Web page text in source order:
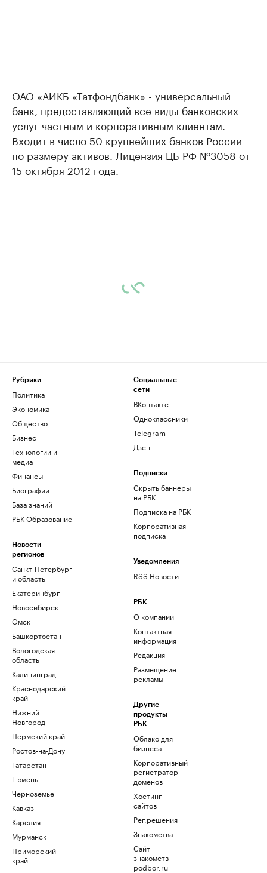
ОАО «АИКБ «Татфондбанк» - универсальный
банк, предоставляющий все виды банковских
услуг частным и корпоративным клиентам.
Входит в число 50 крупнейших банков России
по размеру активов. Лицензия ЦБ РФ №3058 от
15 октября 2012 года.
Рубрики
Политика
Экономика
Общество
Бизнес
Технологии и
медиа
Финансы
Биографии
База знаний
РБК Образование
Новости
регионов
Санкт-Петербург
и область
Екатеринбург
Новосибирск
Омск
Башкортостан
Вологодская
область
Калининград
Краснодарский
край
Нижний
Новгород
Пермский край
Ростов-на-Дону
Татарстан
Тюмень
Черноземье
Кавказ
Карелия
Мурманск
Приморский
край
Социальные
сети
ВКонтакте
Одноклассники
Telegram
Дзен
Подписки
Скрыть баннеры
на РБК
Подписка на РБК
Корпоративная
подписка
Уведомления
RSS Новости
РБК
О компании
Контактная
информация
Редакция
Размещение
рекламы
Другие
продукты
РБК
Облако для
бизнеса
Корпоративный
регистратор
доменов
Хостинг
сайтов
Рег.решения
Знакомства
Сайт
знакомств
podbor.ru